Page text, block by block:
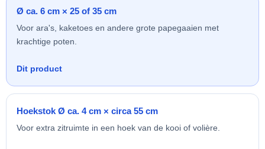
Ø ca. 6 cm × 25 of 35 cm
Voor ara's, kaketoes en andere grote papegaaien met
krachtige poten.
Dit product
Hoekstok Ø ca. 4 cm × circa 55 cm
Voor extra zitruimte in een hoek van de kooi of volière.